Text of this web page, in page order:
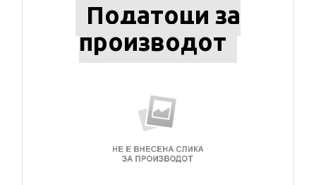
Податоци за
производот